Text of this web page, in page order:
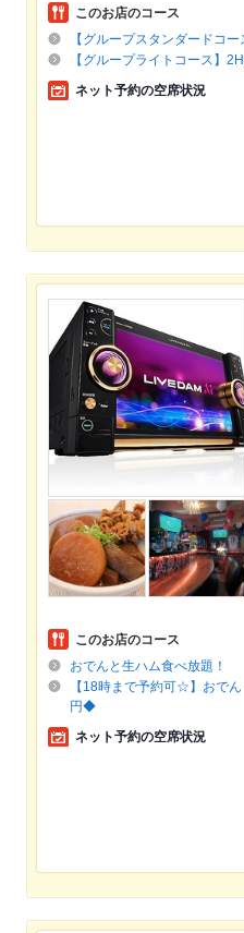
このお店のコース
【グループスタンダードコ
【グループライトコース】
ネット予約の空席状況
このお店のコース
おでんと生ハム食べ放題！
【18時まで予約可☆】おで
円◆
ネット予約の空席状況